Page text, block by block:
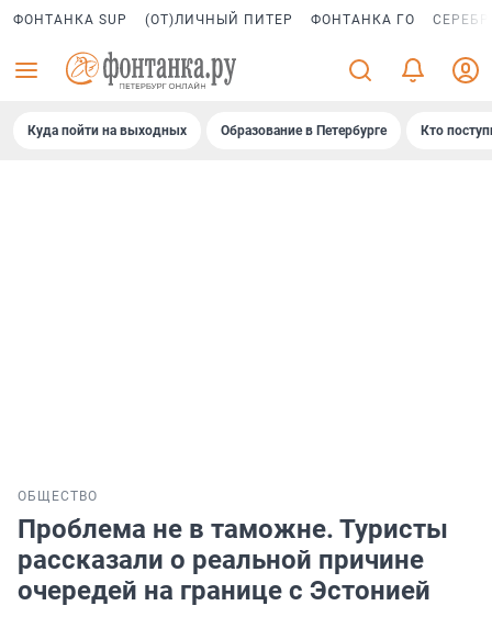
ФОНТАНКА SUP (ОТ)ЛИЧНЫЙ ПИТЕР ФОНТАНКА ГО
Куда пойти на выходных Образование в Петербурге Кто
ОБЩЕСТВО
Проблема не в таможне. Туристы
рассказали о реальной причине
очередей на границе с Эстонией